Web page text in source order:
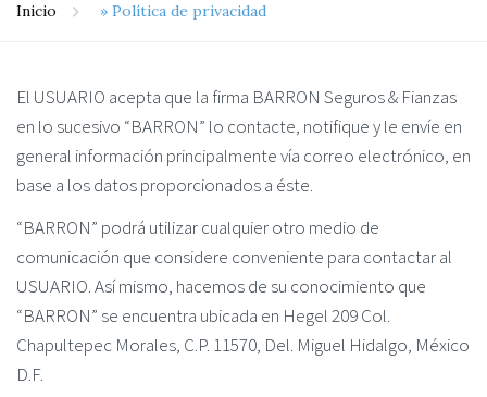
Inicio » Política de privacidad
El USUARIO acepta que la firma BARRON Seguros & Fianzas
en lo sucesivo “BARRON” lo contacte, notifique y le envíe en
general información principalmente vía correo electrónico, en
base a los datos proporcionados a éste.
“BARRON” podrá utilizar cualquier otro medio de
comunicación que considere conveniente para contactar al
USUARIO. Así mismo, hacemos de su conocimiento que
“BARRON” se encuentra ubicada en Hegel 209 Col.
Chapultepec Morales, C.P. 11570, Del. Miguel Hidalgo, México
D.F.